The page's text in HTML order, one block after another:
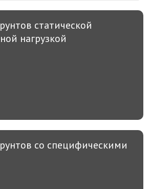
статической
нагрузкой
со специфическими